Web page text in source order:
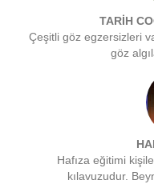
TARİH
Çeşitli göz egzersizleri
göz
Hafıza eğitimi
kılavuzudur.